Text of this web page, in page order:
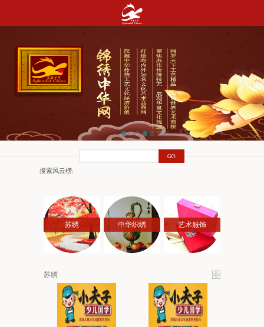
搜索风云榜:
苏绣 中华织绣 艺术服饰
苏绣